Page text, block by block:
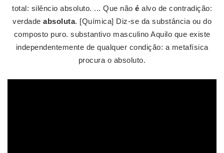
total: silêncio absoluto. ... Que não é alvo de contradição:
verdade absoluta. [Química] Diz-se da substância ou do
composto puro. substantivo masculino Aquilo que existe
independentemente de qualquer condição: a metafísica
procura o absoluto.